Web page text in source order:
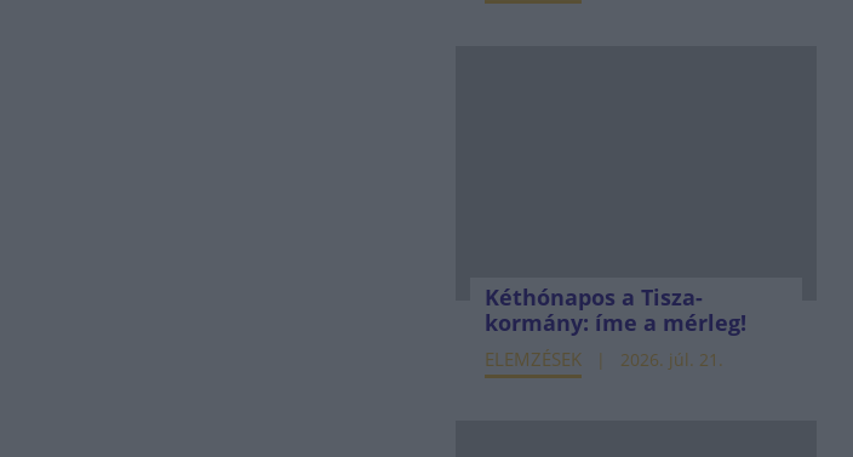
Kéthónapos a Tisza-
kormány: íme a mérleg!
ELEMZÉSEK 2026. júl. 21.